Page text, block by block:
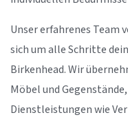
Unser erfahrenes Team
sich um alle Schritte
Birkenhead. Wir
Möbel und
Dienstleistungen wie